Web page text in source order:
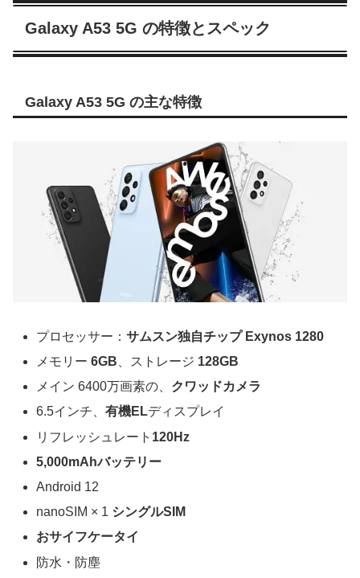
Galaxy A53 5G の特徴とスペック
Galaxy A53 5G の主な特徴
プロセッサー：サムスン独自チップ Exynos 1280
メモリー6GB 、ストレージ 128GB
メイン 6400万画素の、 クワッドカメラ
6.5インチ、有機ELディスプレイ
リフレッシュレート 120Hz
5,000mAhバッテリー
Android 12
nanoSIM × 1 シングルSIM
おサイフケータイ
防水・防塵